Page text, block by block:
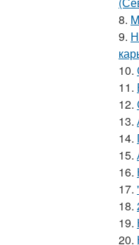
8.
9.
10.
11.
12.
13.
14.
15.
16.
17.
18.
19.
20.